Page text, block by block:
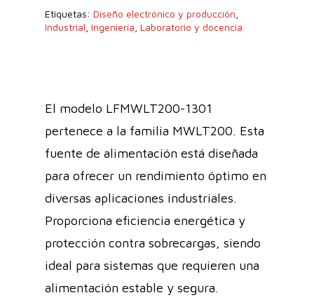
Etiquetas: Diseño electrónico y producción
Industrial Ingeniería Laboratorio y docencia
El modelo LFMWLT200-1301
pertenece a la familia MWLT200. Esta
fuente de alimentación está diseñada
para ofrecer un rendimiento óptimo en
diversas aplicaciones industriales.
Proporciona eficiencia energética y
protección contra sobrecargas, siendo
ideal para sistemas que requieren una
alimentación estable y segura.